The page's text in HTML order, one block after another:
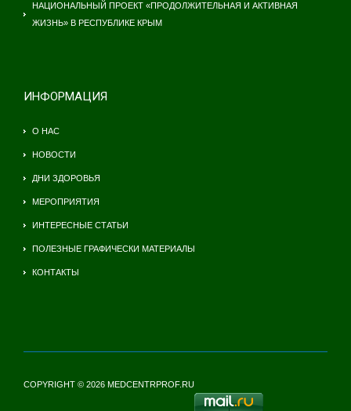
НАЦИОНАЛЬНЫЙ ПРОЕКТ «ПРОДОЛЖИТЕЛЬНАЯ И АКТИВНАЯ
ЖИЗНЬ» В РЕСПУБЛИКЕ КРЫМ
ИНФОРМАЦИЯ
О НАС
НОВОСТИ
ДНИ ЗДОРОВЬЯ
МЕРОПРИЯТИЯ
ИНТЕРЕСНЫЕ СТАТЬИ
ПОЛЕЗНЫЕ ГРАФИЧЕСКИ МАТЕРИАЛЫ
КОНТАКТЫ
COPYRIGHT © 2026 MEDCENTRPROF.RU